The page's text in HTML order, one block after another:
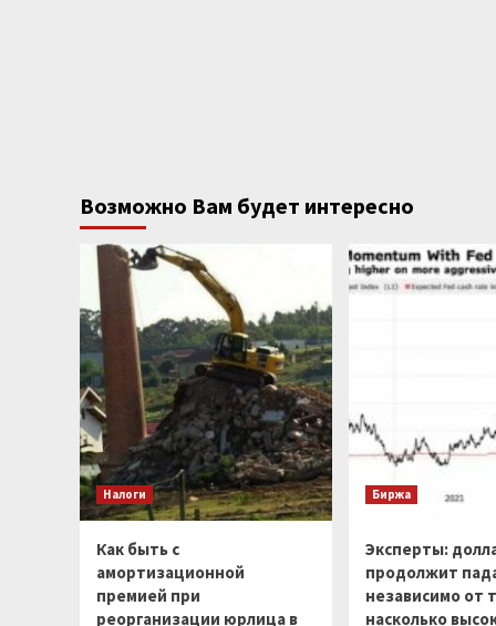
Возможно Вам будет интересно
Налоги
Как быть с
амортизационной
премией при
реорганизации юрлица в
Биржа
Эксперты:
продолжит
независимо от
насколько